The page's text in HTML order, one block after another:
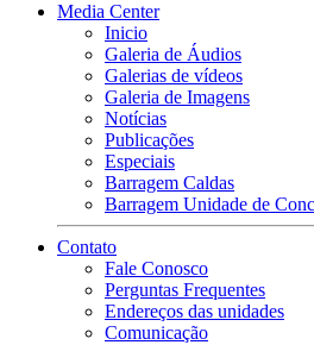
Media Center
Inicio
Galeria de Áudios
Galerias de vídeos
Galeria de Imagens
Notícias
Publicações
Especiais
Barragem Caldas
Barragem Unidade de
Contato
Fale Conosco
Perguntas Frequentes
Endereços das unidades
Comunicação